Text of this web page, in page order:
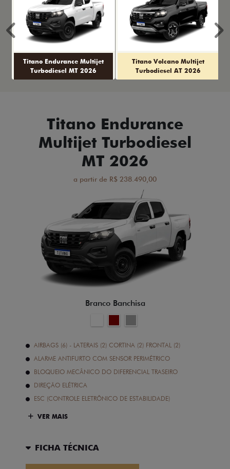
Titano Endurance Multijet
Turbodiesel MT 2026
Titano Volcano Multijet
Turbodiesel AT 2026
Anterior
Titano Endurance
Multijet Turbodiesel
MT 2026
a partir de R$ 238.490,00
Branco Banchisa
AIRBAGS (6) - LATERAIS (2) CORTINA (2) FRONTAL (2)
ALARME ANTIFURTO COM SENSOR PERIMÉTRICO
BLOQUEIO MECÂNICO DO DIFERENCIAL TRASEIRO
DIREÇÃO ELÉTRICA
ESC (CONTROLE ELETRÔNICO DE ESTABILIDADE)
VER MAIS
FICHA TÉCNICA